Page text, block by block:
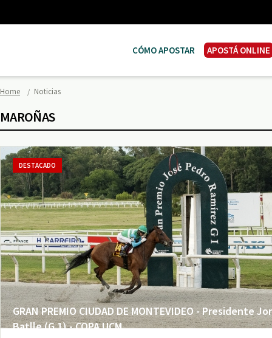
CÓMO APOSTAR APOSTÁ ONLINE
Home Noticias
MAROÑAS
GRAN PREMIO CIUDAD DE MONTEVIDEO - Presidente
Batlle (G 1) - COPA UCM
DESTACADO